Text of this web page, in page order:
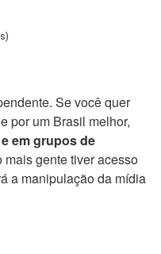
Se você quer
por um Brasil melhor,
em grupos de
mais gente tiver acesso
a manipulação da mídia